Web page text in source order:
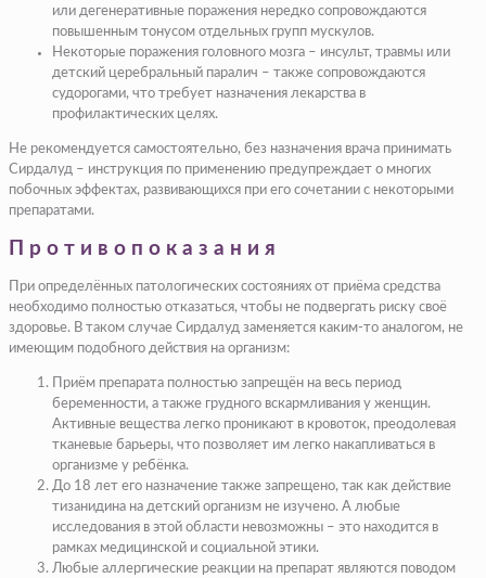
или дегенеративные поражения нередко сопровождаются
повышенным тонусом отдельных групп мускулов.
Некоторые поражения головного мозга – инсульт, травмы или
детский церебральный паралич – также сопровождаются
судорогами, что требует назначения лекарства в
профилактических целях.
Не рекомендуется самостоятельно, без назначения врача принимать
Сирдалуд – инструкция по применению предупреждает о многих
побочных эффектах, развивающихся при его сочетании с некоторыми
препаратами.
Противопоказания
При определённых патологических состояниях от приёма средства
необходимо полностью отказаться, чтобы не подвергать риску своё
здоровье. В таком случае Сирдалуд заменяется каким-то аналогом, не
имеющим подобного действия на организм:
Приём препарата полностью запрещён на весь период
беременности, а также грудного вскармливания у женщин.
Активные вещества легко проникают в кровоток, преодолевая
тканевые барьеры, что позволяет им легко накапливаться в
организме у ребёнка.
До 18 лет его назначение также запрещено, так как действие
тизанидина на детский организм не изучено. А любые
исследования в этой области невозможны – это находится в
рамках медицинской и социальной этики.
Любые аллергические реакции на препарат являются поводом